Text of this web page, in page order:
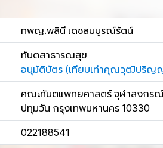
ทพญ.พลินี เดชสมบูรณ์รัตน์
ทันตสาธารณสุข
อนุมัติบัตร (เทียบเท่าคุณวุฒิปริญญ
คณะทันตแพทยศาสตร์ จุฬาลงกรณ์
ปทุมวัน กรุงเทพมหานคร 10330
022188541